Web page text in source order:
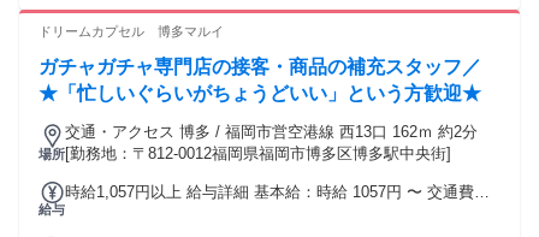
ドリームカプセル 博多マルイ
ガチャガチャ専門店の接客・商品の補充スタッフ／
★「忙しいぐらいがちょうどいい」という方歓迎★
場所
交通・アクセス 博多 / 福岡市営空港線 西13口 162ｍ 約2分
[勤務地：〒812-0012福岡県福岡市博多区博多駅中央街]
給与
時給1,057円以上 給与詳細 基本給：時給 1057円 〜 交通費上